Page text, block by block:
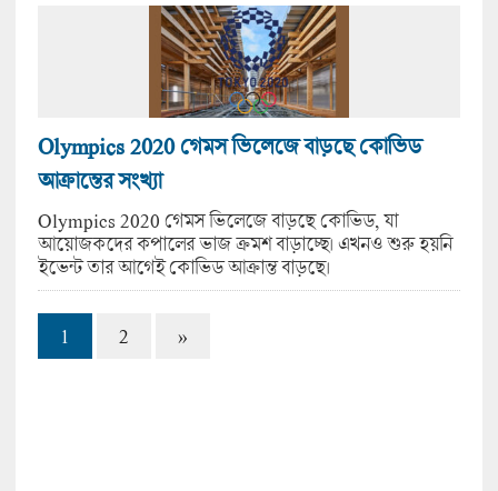
Olympics 2020 গেমস ভিলেজে বাড়ছে কোভিড
আক্রান্তের সংখ্যা
Olympics 2020 গেমস ভিলেজে বাড়ছে কোভিড, যা
আয়োজকদের কপালের ভাজ ক্রমশ বাড়াচ্ছে। এখনও শুরু হয়নি
ইভেন্ট তার আগেই কোভিড আক্রান্ত বাড়ছে।
1 2 »